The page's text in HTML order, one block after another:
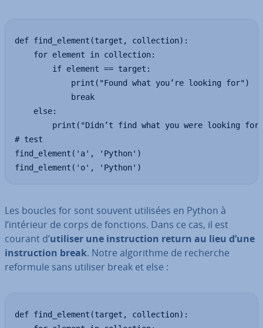
def find_element(target, collection):
    for element in collection:
        if element == target:
            print("Found what you’re looking for")
            break
    else:
print("Didn’t find what you were looking
# test
find_element('a', 'Python')
find_element('o', 'Python')
Les boucles for sont souvent utilisées en Python à
l’intérieur de corps de fonctions. Dans ce cas, il est
courant d’utiliser une ins­truc­tion return au lieu d’une
ins­truc­tion break. Notre al­go­rithme de recherche
reformule sans utiliser break et else :
def find_element(target, collection):